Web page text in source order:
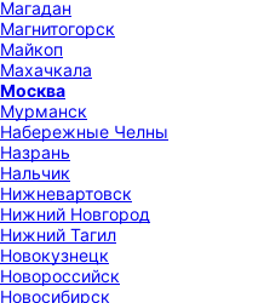
Магадан
Магнитогорск
Майкоп
Махачкала
Москва
Мурманск
Набережные Челны
Назрань
Нальчик
Нижневартовск
Нижний Новгород
Нижний Тагил
Новокузнецк
Новороссийск
Новосибирск